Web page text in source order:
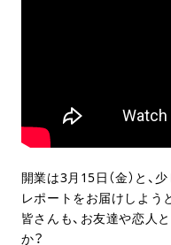
開業は3月15日（金）と、
レポートをお届けしよう
皆さんも、お友達や恋人
か？